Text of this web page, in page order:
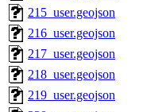
215_user.geojson
216_user.geojson
217_user.geojson
218_user.geojson
219_user.geojson